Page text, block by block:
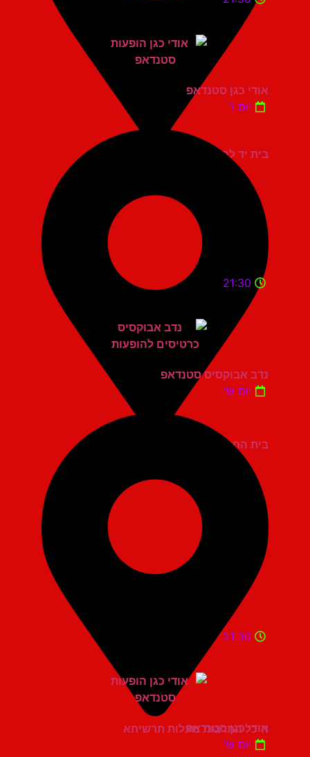
בית יד לבנים אשדוד
אודי כגן סטנדאפ
יום ו'
בית החייל תל אביב
21:30
נדב אבוקסיס סטנדאפ
יום ש'
היכל התרבות מעלות תרשיחא
21:30
אודי כגן סטנדאפ
יום ש'